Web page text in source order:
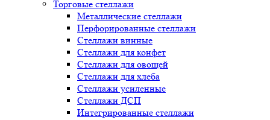
Торговые стеллажи
Металлические стеллажи
Перфорированные стеллажи
Стеллажи винные
Стеллажи для конфет
Стеллажи для овощей
Стеллажи для хлеба
Стеллажи усиленные
Стеллажи ДСП
Интегрированные стеллажи